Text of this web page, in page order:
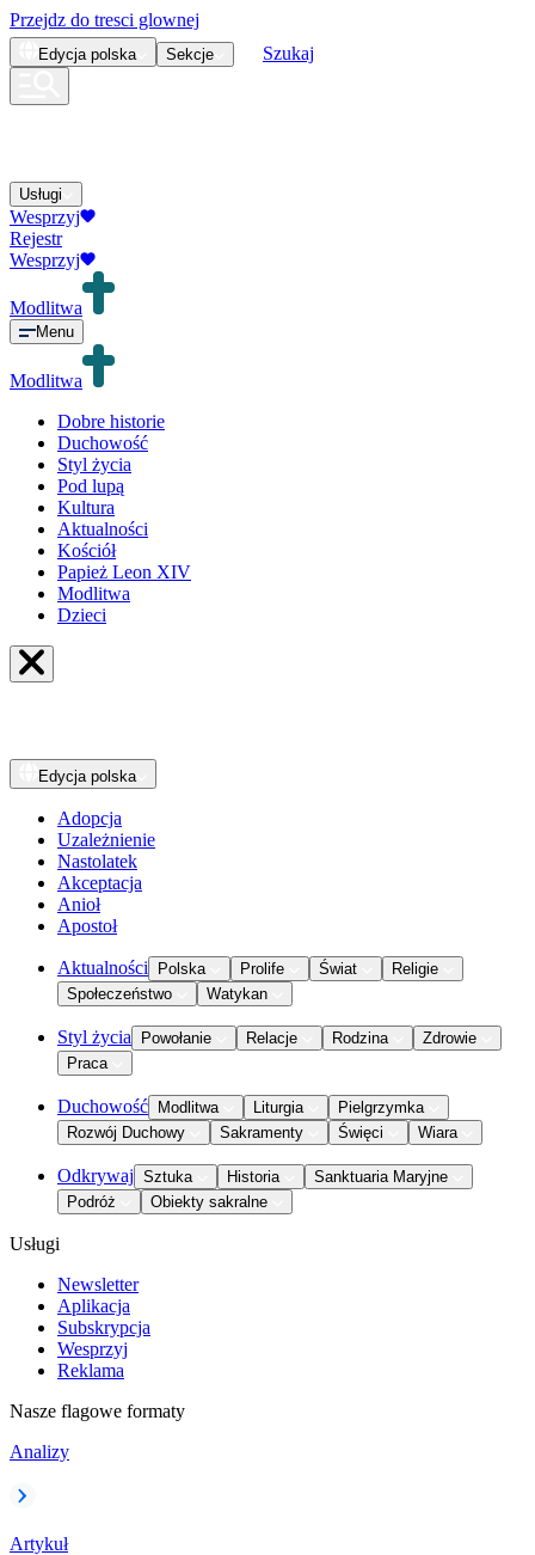
Przejdz do tresci glownej
Edycja polska Sekcje Szukaj
Usługi
Wesprzyj
Rejestr
Wesprzyj
Modlitwa
Menu
Modlitwa
Dobre historie
Duchowość
Styl życia
Pod lupą
Kultura
Aktualności
Kościół
Papież Leon XIV
Modlitwa
Dzieci
Edycja polska
Adopcja
Uzależnienie
Nastolatek
Akceptacja
Anioł
Apostoł
Aktualności Polska Prolife Świat
Religie
Społeczeństwo
Watykan
Styl życia Powołanie Relacje Rodzina
Zdrowie
Praca
Duchowość Modlitwa Liturgia
Pielgrzymka
Rozwój Duchowy
Sakramenty Święci Wiara
Odkrywaj Sztuka Historia
Sanktuaria Maryjne
Podróż
Obiekty sakralne
Usługi
Newsletter
Aplikacja
Subskrypcja
Wesprzyj
Reklama
Nasze flagowe formaty
Analizy
Artykuł